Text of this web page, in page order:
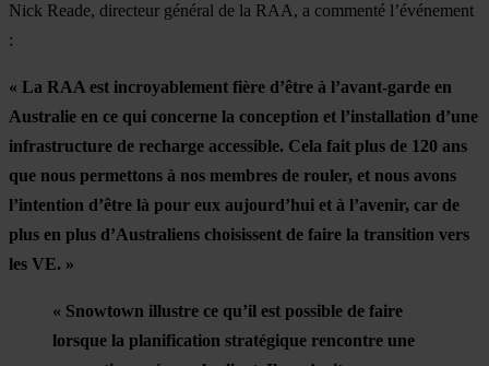
Nick Reade, directeur général de la RAA, a commenté l’événement
:
« La RAA est incroyablement fière d’être à l’avant-garde en
Australie en ce qui concerne la conception et l’installation d’une
infrastructure de recharge accessible. Cela fait plus de 120 ans
que nous permettons à nos membres de rouler, et nous avons
l’intention d’être là pour eux aujourd’hui et à l’avenir, car de
plus en plus d’Australiens choisissent de faire la transition vers
les VE. »
« Snowtown illustre ce qu’il est possible de faire
lorsque la planification stratégique rencontre une